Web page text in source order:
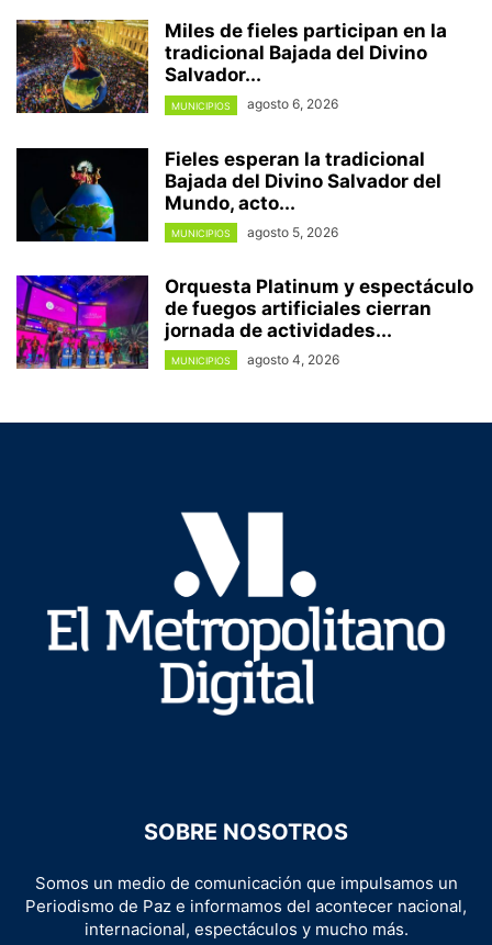
Miles de fieles participan en la
tradicional Bajada del Divino
Salvador...
MUNICIPIOS agosto 6, 2026
Fieles esperan la tradicional
Bajada del Divino Salvador del
Mundo, acto...
MUNICIPIOS agosto 5, 2026
Orquesta Platinum y espectáculo
de fuegos artificiales cierran
jornada de actividades...
MUNICIPIOS agosto 4, 2026
SOBRE NOSOTROS
Somos un medio de comunicación que impulsamos un
Periodismo de Paz e informamos del acontecer nacional,
internacional, espectáculos y mucho más.